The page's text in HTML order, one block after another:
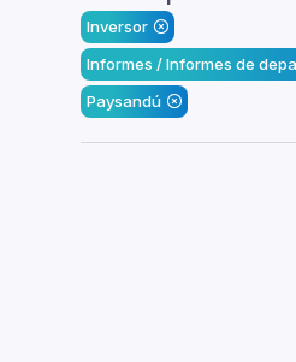
Inversor
Informes / Informes de
Paysandú